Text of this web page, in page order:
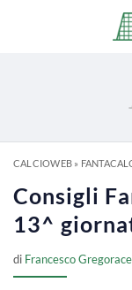
CALCIOWEB»
Consigli
13^
di Francesco Gregorace